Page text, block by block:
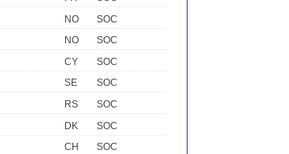
NO
SOC
NO
SOC
CY
SOC
SE
SOC
RS
SOC
DK
SOC
CH
SOC